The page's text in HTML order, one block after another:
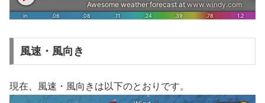
風速・風向き
現在、風速・風向きは以下のとおりです。